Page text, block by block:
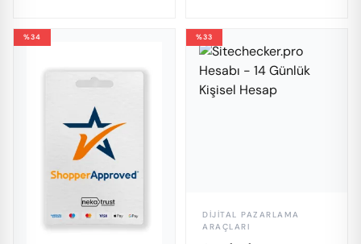
%34 %33
DIJITAL PAZARLAMA
ARAÇLARI